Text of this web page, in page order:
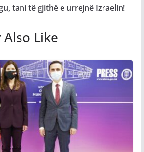
tani të gjithë e urrejnë Izraelin!
Also Like